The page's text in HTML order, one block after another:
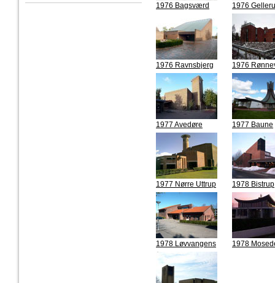
1976 Bagsværd 1976
1976 Ravnsbjerg 1976
1977 Avedøre 1977 Baune
1977 Nørre Uttrup 1978 Bistrup
1978 Løvvangens 1978